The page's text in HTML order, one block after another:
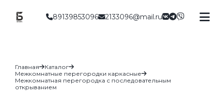
89139853096 2133096@mail.ru
Главная
Каталог
Межкомнатные перегородки каркасные
Межкомнатная перегородка с последовательным
открыванием